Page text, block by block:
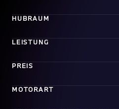
HUBRAUM
LEISTUNG
PREIS
MOTORART